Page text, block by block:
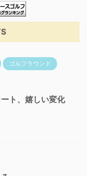
ゴルフラウンド
ト、嬉しい変化